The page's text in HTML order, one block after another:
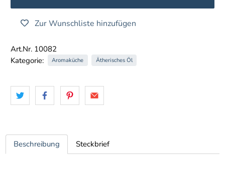
Zur Wunschliste hinzufügen
Art.Nr. 10082
Kategorie:
Aromaküche Ätherisches Öl
Beschreibung Steckbrief